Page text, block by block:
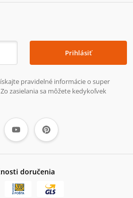
Prihlásiť
pravidelné informácie o super
zasielania sa môžete kedykoľvek
doručenia